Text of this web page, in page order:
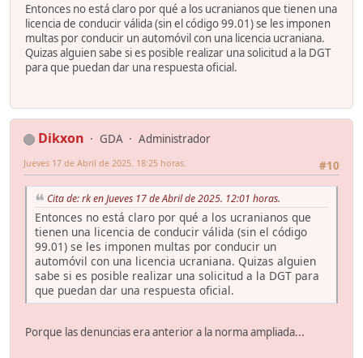
Entonces no está claro por qué a los ucranianos que tienen una
licencia de conducir válida (sin el código 99.01) se les imponen
multas por conducir un automóvil con una licencia ucraniana.
Quizas alguien sabe si es posible realizar una solicitud a la DGT
para que puedan dar una respuesta oficial.
Dikxon GDA
Administrador
#10
Jueves 17 de Abril de 2025. 18:25 horas.
Cita de: rk en Jueves 17 de Abril de 2025. 12:01 horas.
Entonces no está claro por qué a los ucranianos que
tienen una licencia de conducir válida (sin el código
99.01) se les imponen multas por conducir un
automóvil con una licencia ucraniana. Quizas alguien
sabe si es posible realizar una solicitud a la DGT para
que puedan dar una respuesta oficial.
Porque las denuncias era anterior a la norma ampliada...